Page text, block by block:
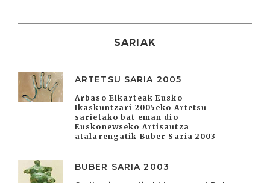
SARIAK
ARTETSU SARIA 2005
Arbaso Elkarteak Eusko
Ikaskuntzari 2005eko Artetsu
sarietako bat eman dio
Euskonewseko Artisautza
atalarengatik Buber Saria 2003
BUBER SARIA 2003